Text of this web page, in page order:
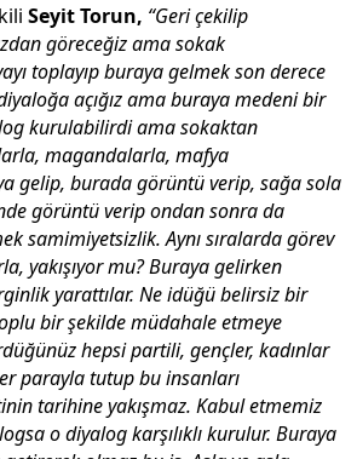
Seyit Torun, “Geri çekilip
göreceğiz ama sokak
toplayıp buraya gelmek son derece
açığız ama buraya medeni bir
kurulabilirdi ama sokaktan
magandalarla, mafya
gelip, burada görüntü verip, sağa sola
görüntü verip ondan sonra da
samimiyetsizlik. Aynı sıralarda görev
yakışıyor mu? Buraya gelirken
yarattılar. Ne idüğü belirsiz bir
bir şekilde müdahale etmeye
hepsi partili, gençler, kadınlar
parayla tutup bu insanları
tarihine yakışmaz. Kabul etmemiz
o diyalog karşılıklı kurulur. Buraya